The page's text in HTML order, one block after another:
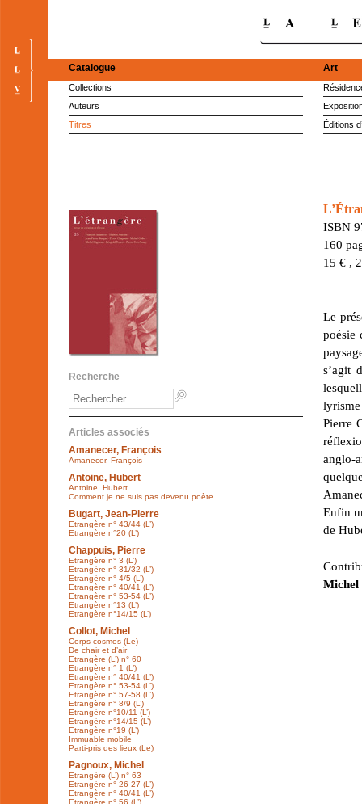
Catalogue
Collections
Auteurs
Titres
Art
Éditions
Recherche
Articles associés
Amanecer, François
Amanecer, François
Antoine, Hubert
Antoine, Hubert
Comment je ne suis pas devenu poète
Bugart, Jean-Pierre
Etrangère n° 43/44 (L’)
Etrangère n°20 (L’)
Chappuis, Pierre
Etrangère n° 3 (L’)
Etrangère n° 31/32 (L’)
Etrangère n° 4/5 (L’)
Etrangère n° 40/41 (L’)
Etrangère n° 53-54 (L’)
Etrangère n°13 (L’)
Etrangère n°14/15 (L’)
Collot, Michel
Corps cosmos (Le)
De chair et d’air
Etrangère (L’) n° 60
Etrangère n° 1 (L’)
Etrangère n° 40/41 (L’)
Etrangère n° 53-54 (L’)
Etrangère n° 57-58 (L’)
Etrangère n° 8/9 (L’)
Etrangère n°10/11 (L’)
Etrangère n°14/15 (L’)
Etrangère n°19 (L’)
Immuable mobile
Parti-pris des lieux (Le)
Pagnoux, Michel
Etrangère (L’) n° 63
Etrangère n° 26-27 (L’)
Etrangère n° 40/41 (L’)
Etrangère n° 56 (L’)
ISBN
160
15 € ,
Le
poésie
s’agit
Pierre
anglo-
Enfin
de
Michel